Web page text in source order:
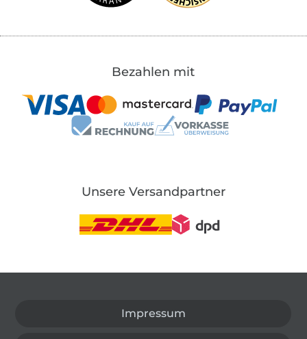
Bezahlen mit
Unsere Versandpartner
Impressum